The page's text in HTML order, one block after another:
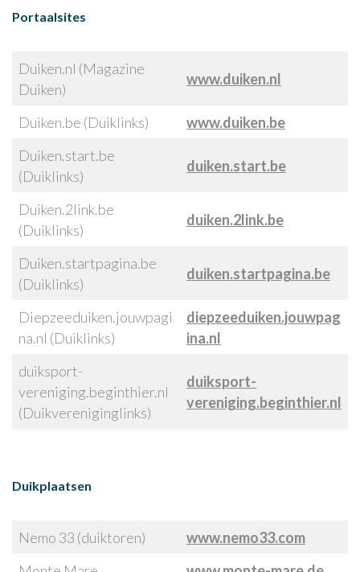
Portaalsites
Duiken.nl (Magazine
Duiken)
www.duiken.nl
Duiken.be (Duiklinks)
www.duiken.be
Duiken.start.be
(Duiklinks)
duiken.start.be
Duiken.2link.be
(Duiklinks)
duiken.2link.be
Duiken.startpagina.be
(Duiklinks)
duiken.startpagina.be
Diepzeeduiken.jouwpagi
na.nl (Duiklinks)
diepzeeduiken.jouwpag
ina.nl
duiksport-
vereniging.beginthier.nl
(Duikvereniginglinks)
duiksport-
vereniging.beginthier.nl
Duikplaatsen
Nemo 33 (duiktoren)
www.nemo33.com